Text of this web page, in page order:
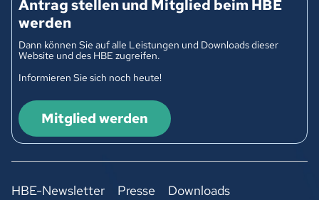
Antrag stellen und Mitglied beim HBE
werden
Dann können Sie auf alle Leistungen und Downloads dieser
Website und des HBE zugreifen.
Informieren Sie sich noch heute!
Mitglied werden
HBE-Newsletter Presse Downloads